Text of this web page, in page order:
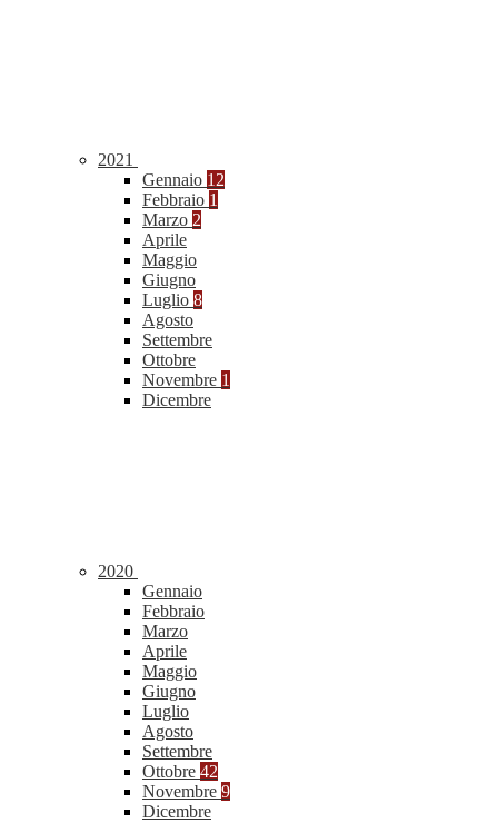
2021
Gennaio 12
Febbraio 1
Marzo 2
Aprile
Maggio
Giugno
Luglio 8
Agosto
Settembre
Ottobre
Novembre 1
Dicembre
2020
Gennaio
Febbraio
Marzo
Aprile
Maggio
Giugno
Luglio
Agosto
Settembre
Ottobre 42
Novembre 9
Dicembre